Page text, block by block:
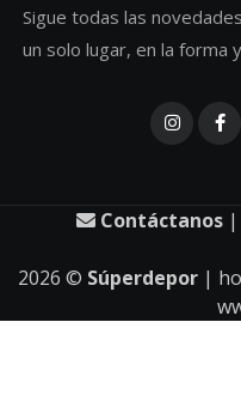
Sigue todas las
un solo lugar, en la forma
Contáctanos |
2026 © Súperdepor |